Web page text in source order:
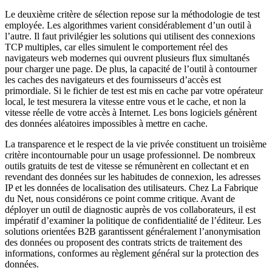
Le deuxième critère de sélection repose sur la méthodologie de test
employée. Les algorithmes varient considérablement d’un outil à
l’autre. Il faut privilégier les solutions qui utilisent des connexions
TCP multiples, car elles simulent le comportement réel des
navigateurs web modernes qui ouvrent plusieurs flux simultanés
pour charger une page. De plus, la capacité de l’outil à contourner
les caches des navigateurs et des fournisseurs d’accès est
primordiale. Si le fichier de test est mis en cache par votre opérateur
local, le test mesurera la vitesse entre vous et le cache, et non la
vitesse réelle de votre accès à Internet. Les bons logiciels génèrent
des données aléatoires impossibles à mettre en cache.
La transparence et le respect de la vie privée constituent un troisième
critère incontournable pour un usage professionnel. De nombreux
outils gratuits de test de vitesse se rémunèrent en collectant et en
revendant des données sur les habitudes de connexion, les adresses
IP et les données de localisation des utilisateurs. Chez La Fabrique
du Net, nous considérons ce point comme critique. Avant de
déployer un outil de diagnostic auprès de vos collaborateurs, il est
impératif d’examiner la politique de confidentialité de l’éditeur. Les
solutions orientées B2B garantissent généralement l’anonymisation
des données ou proposent des contrats stricts de traitement des
informations, conformes au règlement général sur la protection des
données.